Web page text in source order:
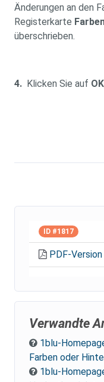
Änderungen an den
Registerkarte
überschrieben.
4. Klicken Sie auf OK
ID #1817
PDF-Version
Verwandte
1blu-
Farben oder
1blu-